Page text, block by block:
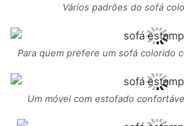
Vários padrões do sofá
Para quem prefere um sofá colorido
Um móvel com estofado